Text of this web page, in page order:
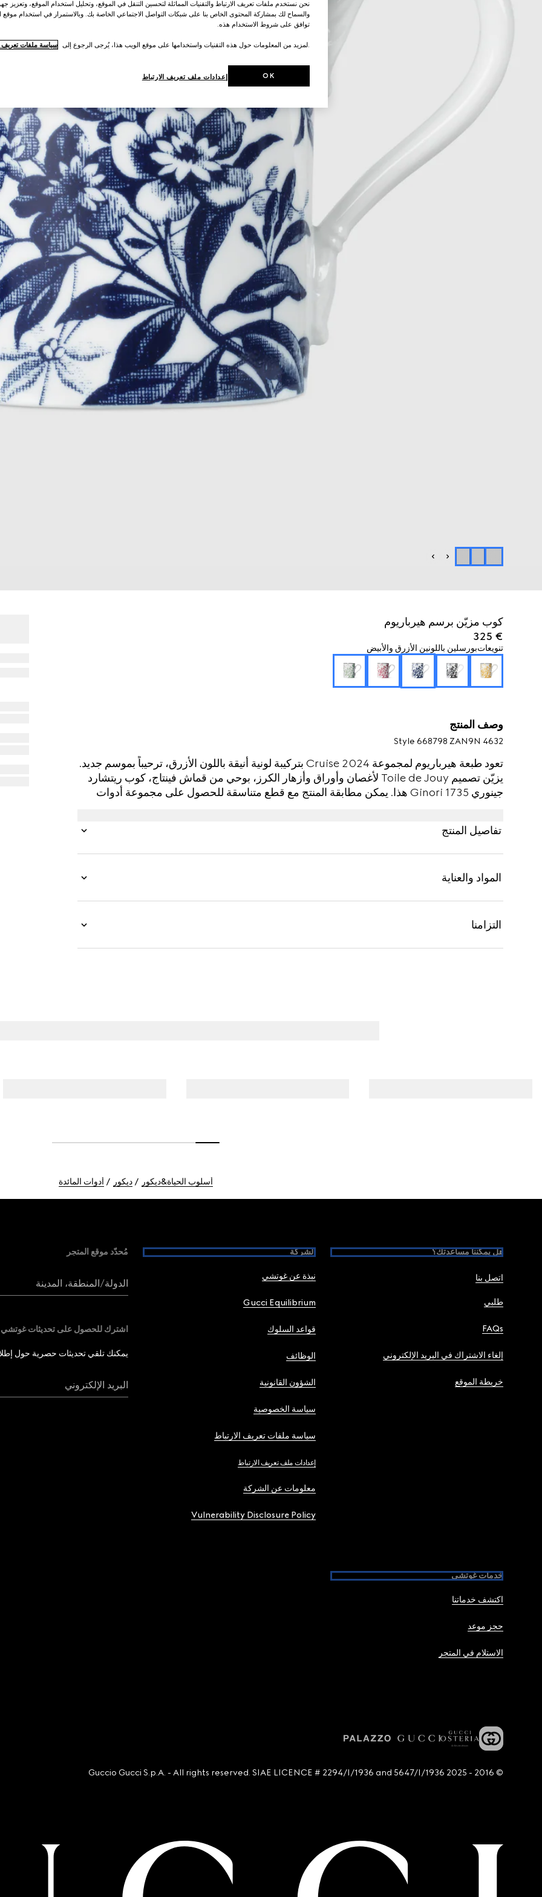
كوب مزيّن برسم هيرباريوم
€ 325
تنويعاتبورسلين باللونين الأزرق والأبيض
وصف المنتج
Style ‎668798 ZAN9N 4632
تعود طبعة هيرباريوم لمجموعة Cruise 2024 بتركيبة لونية أنيقة باللون الأزرق، ترحيباً بموسم جديد.
يزيّن تصميم Toile de Jouy لأغصان وأوراق وأزهار الكرز، بوحي من قماش فينتاج، كوب ريتشارد
جينوري Ginori 1735 هذا. يمكن مطابقة المنتج مع قطع متناسقة للحصول على مجموعة أدوات
تفاصيل المنتج
المواد والعناية
التزامنا
أسلوب الحياة&ديكور ديكور أدوات المائدة
هل يمكننا مساعدتك؟
اتصل بنا
طلبي
FAQs
إلغاء الاشتراك في البريد الإلكتروني
خريطة الموقع
الشركة
نبذة عن غوتشي
Gucci Equilibrium
قواعد السلوك
الوظائف
الشؤون القانونية
سياسة الخصوصية
سياسة ملفات تعريف الارتباط
إعدادات ملف تعريف الارتباط
معلومات عن الشركة
Vulnerability Disclosure Policy
خدمات غوتشي
اكتشف خدماتنا
حجز موعد
الاستلام في المتجر
مُحدّد موقع المتجر
الدولة/المنطقة، المدينة
اشترك للحصول على تحديثات غوتشي
يمكنك تلقي تحديثات حصرية حول
البريد الإلكتروني
© 2016 - 2025 Guccio Gucci S.p.A. - All rights reserved. SIAE LICENCE # 2294/I/1936 and 5647/I/1936
نحن نستخدم ملفات تعريف الارتباط والتقنيات المماثلة لتحسين التنقل في الموقع، وتحليل استخدام الموقع، وتعزيز
والسماح لك بمشاركة المحتوى الخاص بنا على شبكات التواصل الاجتماعي الخاصة بك. وبالاستمرار في استخدام موقع
توافق على شروط الاستخدام هذه.
.لمزيد من المعلومات حول هذه التقنيات واستخدامها على موقع الويب هذا، يُرجى الرجوع إلى سياسة ملفات تعريف
إعدادات ملف تعريف الارتباط OK